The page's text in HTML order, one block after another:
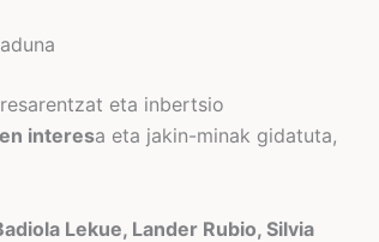
eta inbertsio
interesa eta jakin-minak gidatuta,
Lekue, Lander Rubio, Silvia